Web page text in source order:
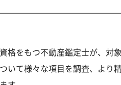
格をもつ不動産鑑定士が、対
いて様々な項目を調査、より